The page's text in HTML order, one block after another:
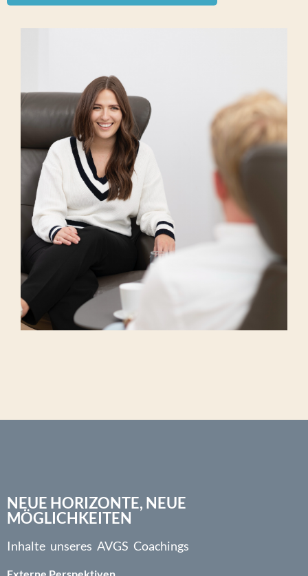
NEUE HORIZONTE, NEUE
MÖGLICHKEITEN
Inhalte unseres AVGS Coachings